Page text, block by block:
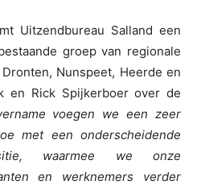
Uitzendbureau Salland een
groep van regionale
Nunspeet, Heerde en
en Rick Spijkerboer over de
voegen we een zeer
met een onderscheidende
waarmee we onze
en werknemers verder